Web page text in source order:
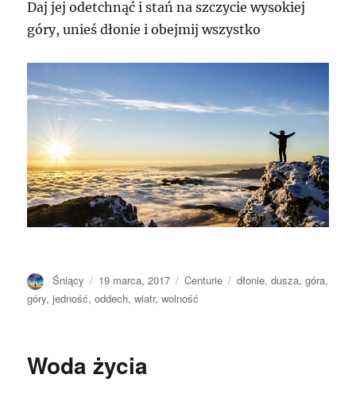
Daj jej odetchnąć i stań na szczycie wysokiej
góry, unieś dłonie i obejmij wszystko
Autor
Śniący Opublikowano
19 marca, 2017 Kategorie
Centurie Tagi
dłonie,dusza,góra,
góry,jedność,oddech,wiatr,wolność
Woda życia